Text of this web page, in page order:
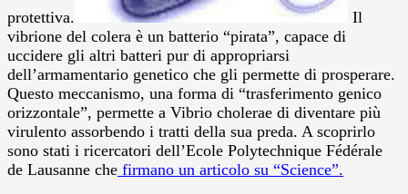
protettiva.
Il
vibrione del colera è un batterio “pirata”, capace di
uccidere gli altri batteri pur di appropriarsi
dell’armamentario genetico che gli permette di prosperare.
Questo meccanismo, una forma di “trasferimento genico
orizzontale”, permette a Vibrio cholerae di diventare più
virulento assorbendo i tratti della sua preda. A scoprirlo
sono stati i ricercatori dell’Ecole Polytechnique Fédérale
de Lausanne che firmano un articolo su “Science”.